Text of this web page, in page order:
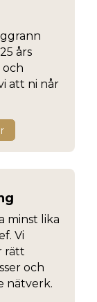
års
och
att ni når
minst lika
Vi
rätt
och
nätverk.